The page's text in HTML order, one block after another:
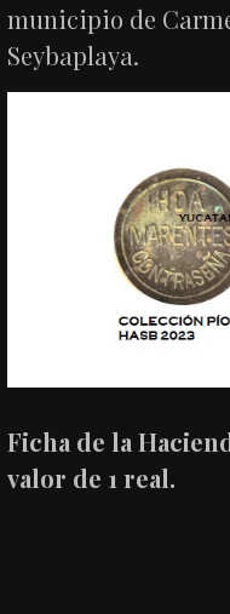
municipio de
Seybaplaya.
Ficha de la
valor de 1 real.